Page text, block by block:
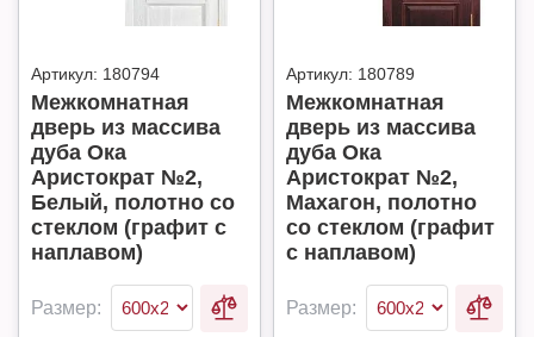
Артикул: 180794
Межкомнатная
дверь из массива
дуба Ока
Аристократ №2,
Белый, полотно со
стеклом (графит с
наплавом)
Размер:
Артикул: 180789
Межкомнатная
дверь из массива
дуба Ока
Аристократ №2,
Махагон, полотно
со стеклом (графит
с наплавом)
Размер: